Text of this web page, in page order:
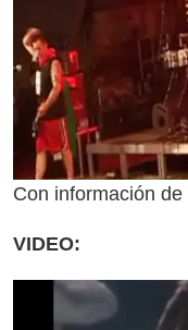
Con información de
VIDEO: